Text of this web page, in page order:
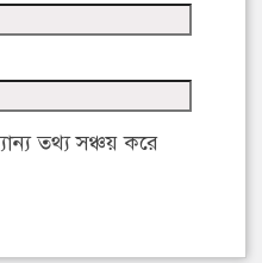
তথ্য সঞ্চয় করে